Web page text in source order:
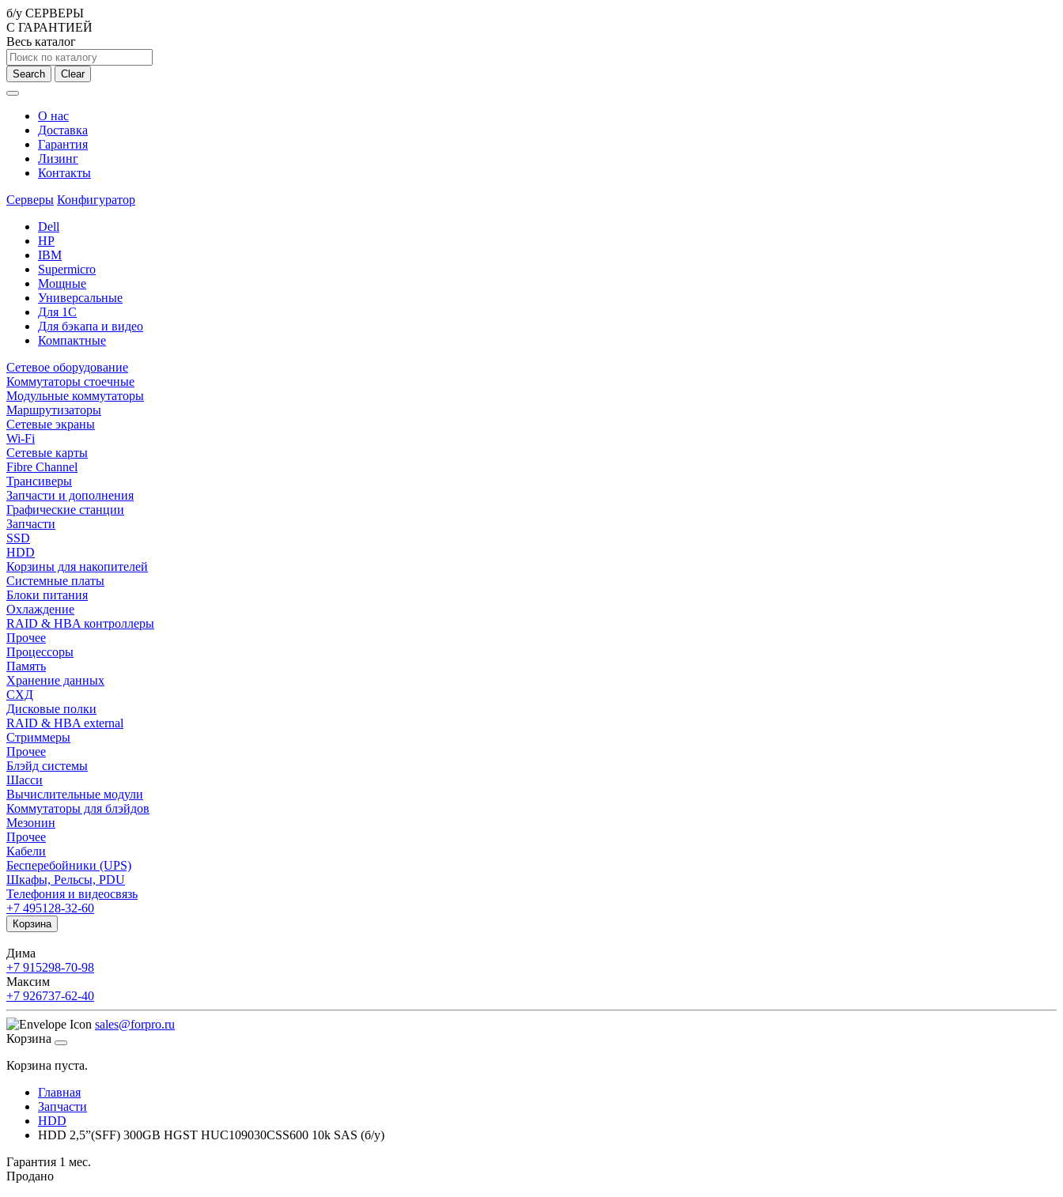
б/у СЕРВЕРЫ
С ГАРАНТИЕЙ
Весь каталог
Search Clear
О нас
Доставка
Гарантия
Лизинг
Контакты
Серверы Конфигуратор
Dell
HP
IBM
Supermicro
Мощные
Универсальные
Для 1С
Для бэкапа и видео
Компактные
Сетевое оборудование
Коммутаторы стоечные
Модульные коммутаторы
Маршрутизаторы
Сетевые экраны
Wi-Fi
Сетевые карты
Fibre Channel
Трансиверы
Запчасти и дополнения
Графические станции
Запчасти
SSD
HDD
Корзины для накопителей
Системные платы
Блоки питания
Охлаждение
RAID & HBA контроллеры
Прочее
Процессоры
Память
Хранение данных
СХД
Дисковые полки
RAID & HBA external
Стриммеры
Прочее
Блэйд системы
Шасси
Вычислительные модули
Коммутаторы для блэйдов
Мезонин
Прочее
Кабели
Бесперебойники (UPS)
Шкафы, Рельсы, PDU
Телефония и видеосвязь
+7 495128-32-60
Корзина
Дима
+7 915298-70-98
Максим
+7 926737-62-40
sales@forpro.ru
Корзина
Корзина пуста.
Главная
Запчасти
HDD
HDD 2,5”(SFF) 300GB HGST HUC109030CSS600 10k SAS (б/у)
Гарантия 1 мес.
Продано